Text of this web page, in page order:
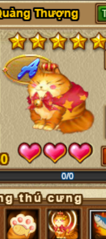
Hè
Bị Mừng 14
Về